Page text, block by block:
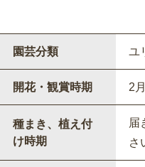
園芸分類 ユ
開花・観賞時期 2
種まき、植え付
け時期
届
さ